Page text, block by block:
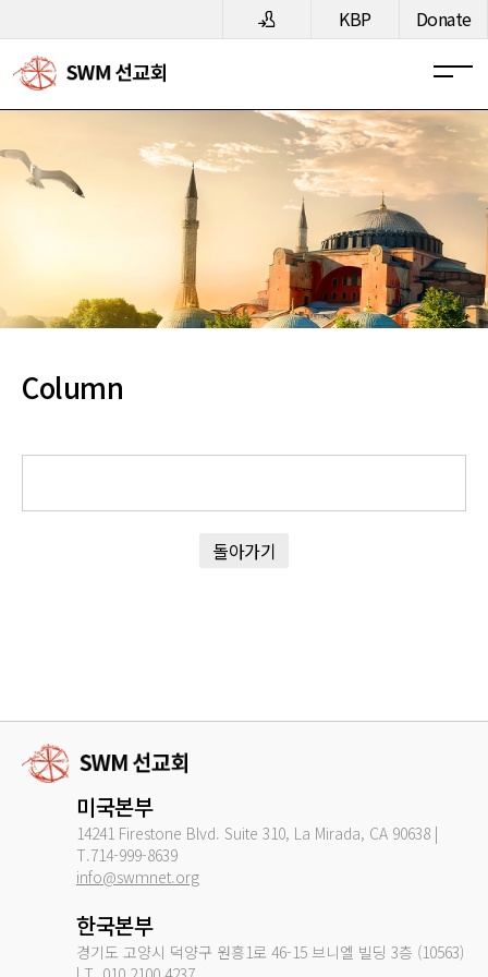
메뉴 건너뛰기 KBP Donate
Column
돌아가기
미국본부
14241 Firestone Blvd. Suite 310, La Mirada, CA 90638 |
T.714-999-8639
info@swmnet.org
한국본부
경기도 고양시 덕양구 원흥1로 46-15 브니엘 빌딩 3층 (10563)